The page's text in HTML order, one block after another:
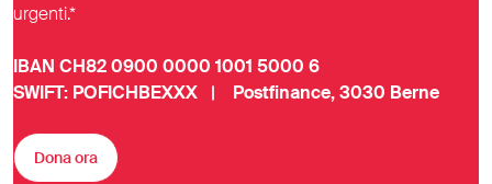
urgenti.*
IBAN CH82 0900 0000 1001 5000 6
SWIFT: POFICHBEXXX | Postfinance, 3030 Berne
Dona ora